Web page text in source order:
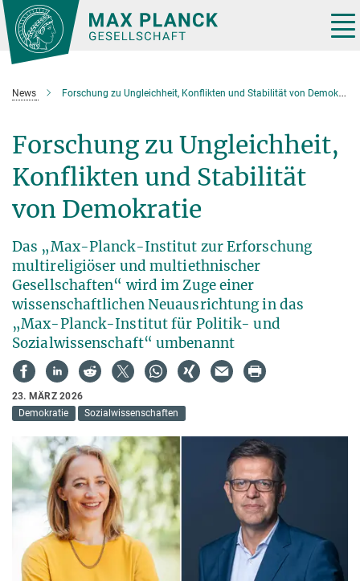
Hauptinhalt
News Forschung zu Ungleichheit, Konflikten und Stabilität von Demokratie
Forschung zu Ungleichheit,
Konflikten und Stabilität
von Demokratie
Das „Max-Planck-Institut zur Erforschung
multireligiöser und multiethnischer
Gesellschaften“ wird im Zuge einer
wissenschaftlichen Neuausrichtung in das
„Max-Planck-Institut für Politik- und
Sozialwissenschaft“ umbenannt
23. MÄRZ 2026
Demokratie
Sozialwissenschaften